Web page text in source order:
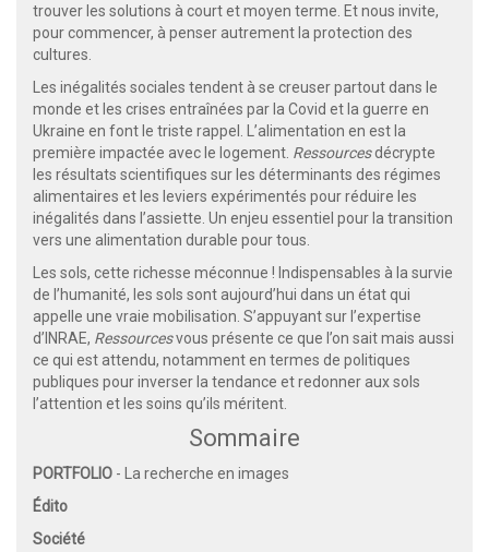
trouver les solutions à court et moyen terme. Et nous invite,
pour commencer, à penser autrement la protection des
cultures.
Les inégalités sociales tendent à se creuser partout dans le
monde et les crises entraînées par la Covid et la guerre en
Ukraine en font le triste rappel. L’alimentation en est la
première impactée avec le logement. Ressourcesdécrypte
les résultats scientifiques sur les déterminants des régimes
alimentaires et les leviers expérimentés pour réduire les
inégalités dans l’assiette. Un enjeu essentiel pour la transition
vers une alimentation durable pour tous.
Les sols, cette richesse méconnue ! Indispensables à la survie
de l’humanité, les sols sont aujourd’hui dans un état qui
appelle une vraie mobilisation. S’appuyant sur l’expertise
d’INRAE, Ressourcesvous présente ce que l’on sait mais aussi
ce qui est attendu, notamment en termes de politiques
publiques pour inverser la tendance et redonner aux sols
l’attention et les soins qu’ils méritent.
Sommaire
PORTFOLIO - La recherche en images
Édito
Société